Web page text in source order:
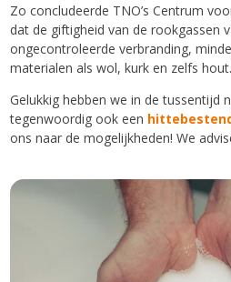
Zo concludeerde TNO’s Centrum
dat de giftigheid van de rookgassen
ongecontroleerde verbranding,
materialen als wol, kurk en zelfs hout.
Gelukkig hebben we in de tussentijd
tegenwoordig ook een
ons naar de mogelijkheden! We